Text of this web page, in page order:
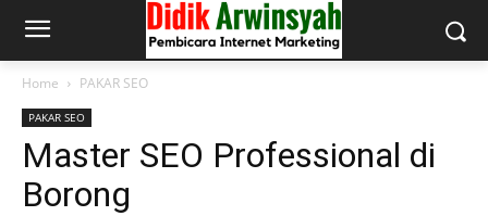
Home PAKAR SEO
PAKAR SEO
Master SEO Professional di
Borong